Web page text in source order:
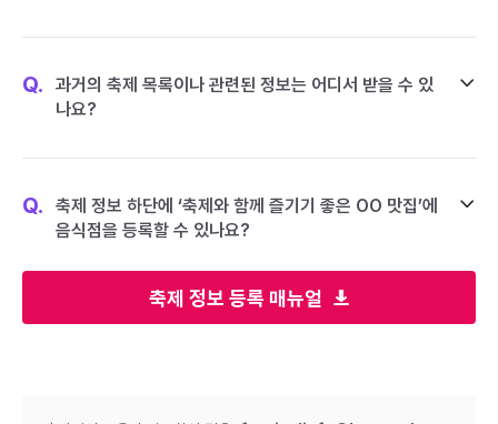
축제 정보 등록 매뉴얼
Q.
과거의 축제 목록이나 관련된 정보는 어디서 받을 수 있
나요?
Q.
축제 정보 하단에 ‘축제와 함께 즐기기 좋은 OO 맛집’에
음식점을 등록할 수 있나요?